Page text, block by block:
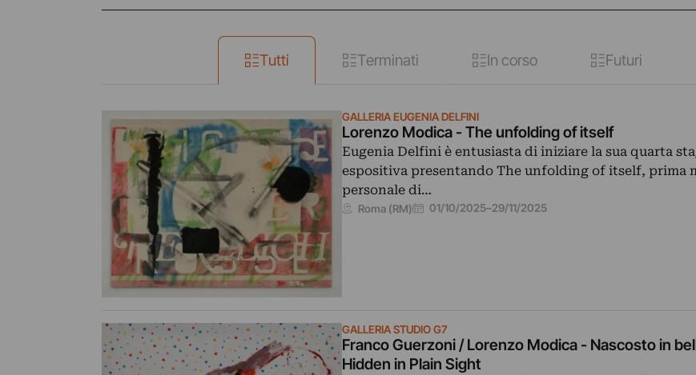
Tutti Terminati In corso Futuri
GALLERIA EUGENIA DELFINI
Lorenzo Modica - The unfolding of itself
Eugenia Delfini è entusiasta di iniziare la sua quarta
espositiva presentando The unfolding of itself, prima
personale di…
Roma (RM) 01/10/2025–29/11/2025
GALLERIA STUDIO G7
Franco Guerzoni / Lorenzo Modica - Nascosto in
Hidden in Plain Sight